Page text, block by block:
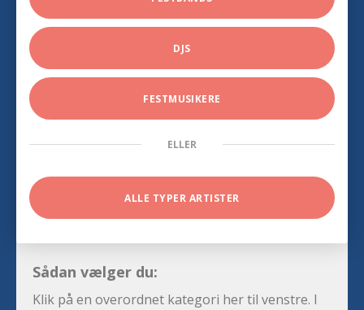
DJS
FESTMUSIKERE
ELLER
ALLE TYPER ARTISTER
Sådan vælger du:
Klik på en overordnet kategori her til venstre. I